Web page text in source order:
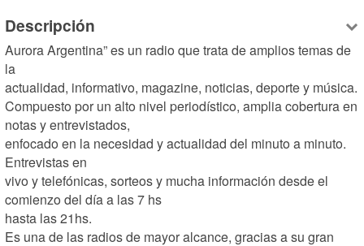
Descripción
Aurora Argentina” es un radio que trata de amplios temas de
la
actualidad, informativo, magazine, noticias, deporte y música.
Compuesto por un alto nivel periodístico, amplia cobertura en
notas y entrevistados,
enfocado en la necesidad y actualidad del minuto a minuto.
Entrevistas en
vivo y telefónicas, sorteos y mucha información desde el
comienzo del día a las 7 hs
hasta las 21hs.
Es una de las radios de mayor alcance, gracias a su gran